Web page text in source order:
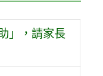
」，請家長